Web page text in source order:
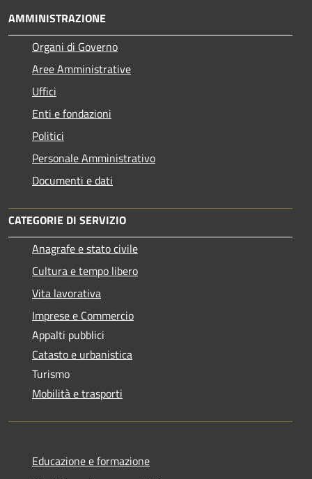
AMMINISTRAZIONE
Organi di Governo
Aree Amministrative
Uffici
Enti e fondazioni
Politici
Personale Amministrativo
Documenti e dati
CATEGORIE DI SERVIZIO
Anagrafe e stato civile
Cultura e tempo libero
Vita lavorativa
Imprese e Commercio
Appalti pubblici
Catasto e urbanistica
Turismo
Mobilità e trasporti
Educazione e formazione